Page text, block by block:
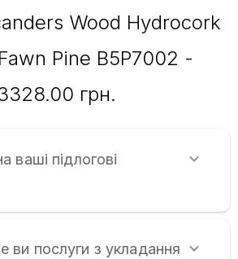
Wood Hydrocork
Pine B5P7002 -
грн.
ваші підлогові
ви послуги з укладання